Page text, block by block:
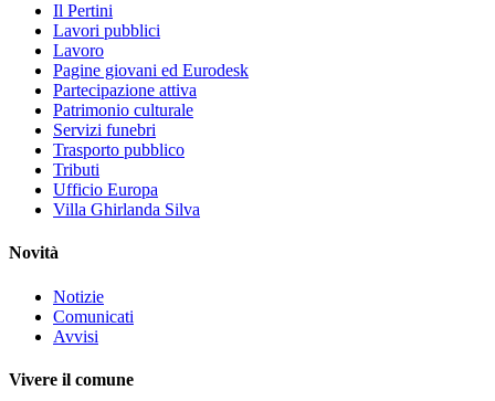
Il Pertini
Lavori pubblici
Lavoro
Pagine giovani ed Eurodesk
Partecipazione attiva
Patrimonio culturale
Servizi funebri
Trasporto pubblico
Tributi
Ufficio Europa
Villa Ghirlanda Silva
Novità
Notizie
Comunicati
Avvisi
Vivere il comune